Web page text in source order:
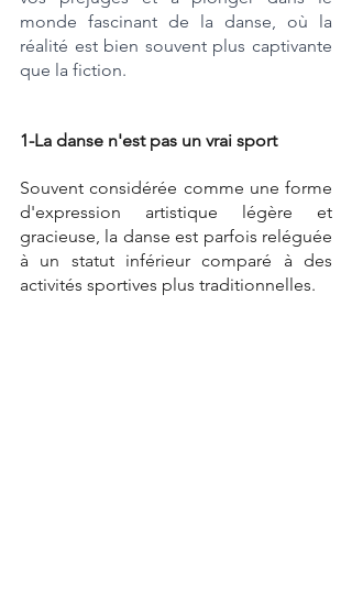
monde fascinant de la danse, où la
réalité est bien souvent plus captivante
que la fiction.
1-La danse n'est pas un vrai sport
Souvent considérée comme une forme
d'expression artistique légère et
gracieuse, la danse est parfois reléguée
à un statut inférieur comparé à des
activités sportives plus traditionnelles.